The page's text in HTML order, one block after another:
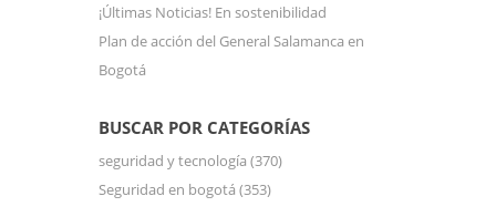
¡Últimas Noticias! En sostenibilidad
Plan de acción del General Salamanca en
Bogotá
BUSCAR POR CATEGORÍAS
seguridad y tecnología (370)
Seguridad en bogotá (353)